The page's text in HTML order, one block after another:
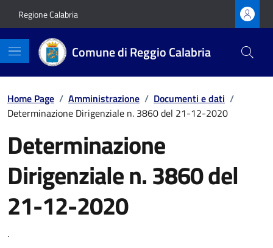
Regione Calabria
Comune di Reggio Calabria
Home Page / Amministrazione / Documenti e dati /
Determinazione Dirigenziale n. 3860 del 21-12-2020
Determinazione
Dirigenziale n. 3860 del
21-12-2020
.